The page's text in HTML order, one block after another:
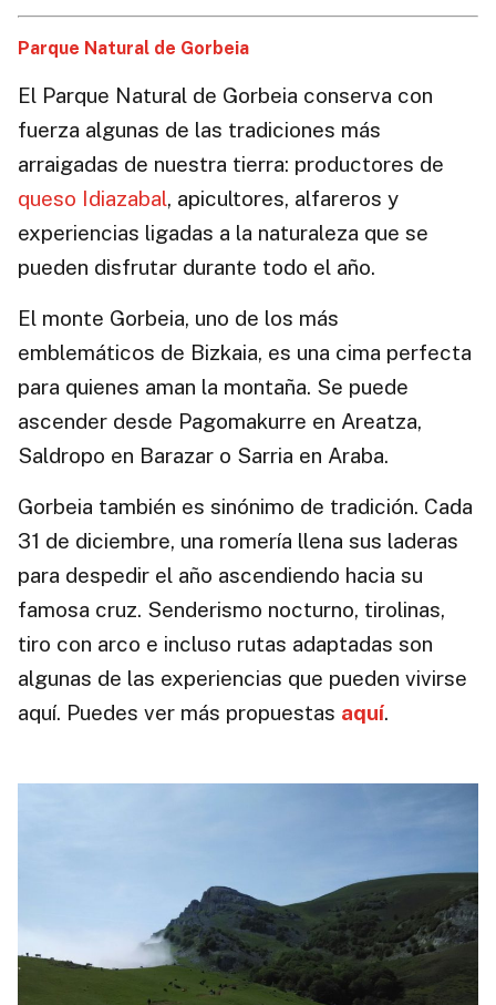
Parque Natural de Gorbeia
El Parque Natural de Gorbeia conserva con
fuerza algunas de las tradiciones más
arraigadas de nuestra tierra: productores de
queso Idiazabal, apicultores, alfareros y
experiencias ligadas a la naturaleza que se
pueden disfrutar durante todo el año.
El monte Gorbeia, uno de los más
emblemáticos de Bizkaia, es una cima perfecta
para quienes aman la montaña. Se puede
ascender desde Pagomakurre en Areatza,
Saldropo en Barazar o Sarria en Araba.
Gorbeia también es sinónimo de tradición. Cada
31 de diciembre, una romería llena sus laderas
para despedir el año ascendiendo hacia su
famosa cruz. Senderismo nocturno, tirolinas,
tiro con arco e incluso rutas adaptadas son
algunas de las experiencias que pueden vivirse
aquí. Puedes ver más propuestas aquí.